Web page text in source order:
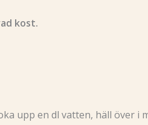
kost.
upp en dl vatten, häll över i